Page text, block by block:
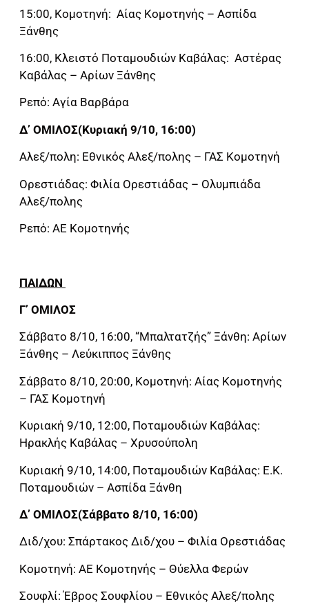
15:00, Κομοτηνή: Αίας Κομοτηνής – Ασπίδα
Ξάνθης
16:00, Κλειστό Ποταμουδιών Καβάλας: Αστέρας
Καβάλας – Αρίων Ξάνθης
Ρεπό: Αγία Βαρβάρα
Δ’ ΟΜΙΛΟΣ(Κυριακή 9/10, 16:00)
Αλεξ/πολη: Εθνικός Αλεξ/πολης – ΓΑΣ Κομοτηνή
Ορεστιάδας: Φιλία Ορεστιάδας – Ολυμπιάδα
Αλεξ/πολης
Ρεπό: ΑΕ Κομοτηνής
ΠΑΙΔΩΝ
Γ’ ΟΜΙΛΟΣ
Σάββατο 8/10, 16:00, “Μπαλτατζής” Ξάνθη: Αρίων
Ξάνθης – Λεύκιππος Ξάνθης
Σάββατο 8/10, 20:00, Κομοτηνή: Αίας Κομοτηνής
– ΓΑΣ Κομοτηνή
Κυριακή 9/10, 12:00, Ποταμουδιών Καβάλας:
Ηρακλής Καβάλας – Χρυσούπολη
Κυριακή 9/10, 14:00, Ποταμουδιών Καβάλας: Ε.Κ.
Ποταμουδιών – Ασπίδα Ξάνθη
Δ’ ΟΜΙΛΟΣ(Σάββατο 8/10, 16:00)
Διδ/χου: Σπάρτακος Διδ/χου – Φιλία Ορεστιάδας
Κομοτηνή: ΑΕ Κομοτηνής – Θύελλα Φερών
Σουφλί: Έβρος Σουφλίου – Εθνικός Αλεξ/πολης